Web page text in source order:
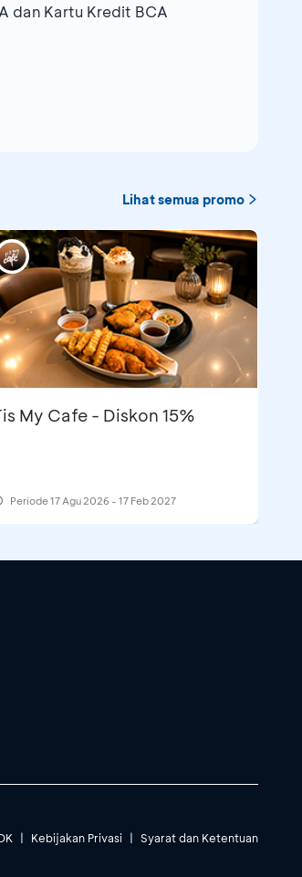
dan Kartu Kredit BCA
Lihat semua promo
My Cafe - Diskon 15%
Periode17 Agu 2026 - 17 Feb 2027
| Kebijakan Privasi | Syarat dan Ketentuan